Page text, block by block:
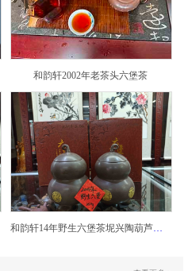
和韵轩2002年老茶头六堡茶
和韵轩14年野生六堡茶坭兴陶葫芦茶罐